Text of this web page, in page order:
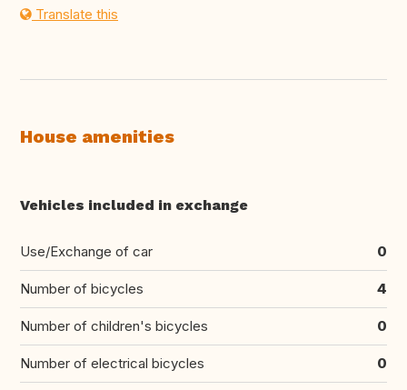
Translate this
House amenities
Vehicles included in exchange
Use/Exchange of car 0
Number of bicycles 4
Number of children's bicycles 0
Number of electrical bicycles 0